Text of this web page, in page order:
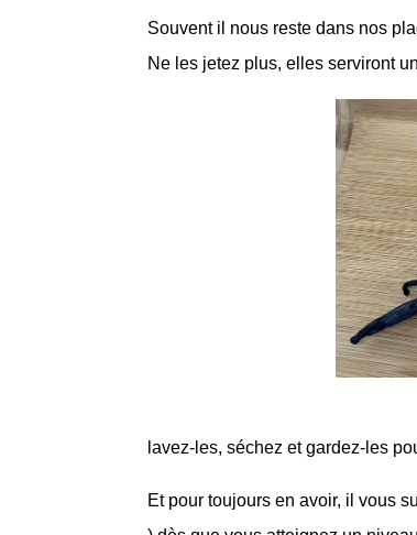
Souvent il nous reste dans nos
Ne les jetez plus, elles serviront
lavez-les, séchez et gardez-les
Et pour toujours en avoir, il vous